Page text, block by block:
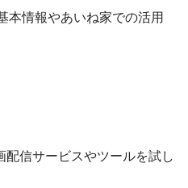
本情報やあいね家での活用
信サービスやツールを試し